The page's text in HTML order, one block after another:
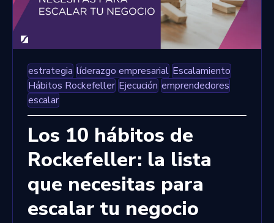
estrategia líderazgo empresarial Escalamiento
Hábitos Rockefeller Ejecución emprendedores
escalar
Los 10 hábitos de
Rockefeller: la lista
que necesitas para
escalar tu negocio